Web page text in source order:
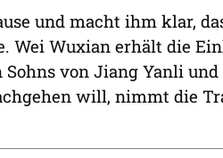
und macht ihm klar,
Wei Wuxian erhält die
Sohns von Jiang Yanli
will, nimmt die